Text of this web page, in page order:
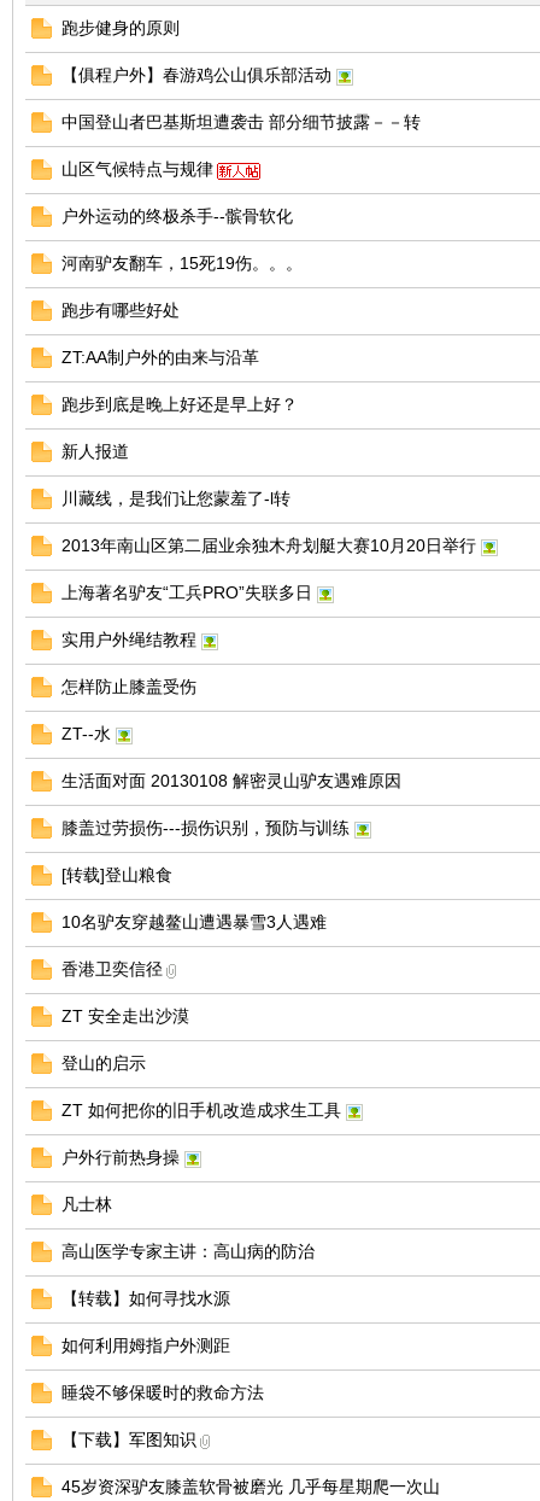
跑步健身的原则
【俱程户外】春游鸡公山俱乐部活动
中国登山者巴基斯坦遭袭击 部分细节披露－－转
山区气候特点与规律
户外运动的终极杀手--髌骨软化
河南驴友翻车，15死19伤。。。
跑步有哪些好处
ZT:AA制户外的由来与沿革
跑步到底是晚上好还是早上好？
新人报道
川藏线，是我们让您蒙羞了-l转
2013年南山区第二届业余独木舟划艇大赛10月20日举行
上海著名驴友“工兵PRO”失联多日
实用户外绳结教程
怎样防止膝盖受伤
ZT--水
生活面对面 20130108 解密灵山驴友遇难原因
膝盖过劳损伤---损伤识别，预防与训练
[转载]登山粮食
10名驴友穿越鳌山遭遇暴雪3人遇难
香港卫奕信径
ZT 安全走出沙漠
登山的启示
ZT 如何把你的旧手机改造成求生工具
户外行前热身操
凡士林
高山医学专家主讲：高山病的防治
【转载】如何寻找水源
如何利用姆指户外测距
睡袋不够保暖时的救命方法
【下载】军图知识
45岁资深驴友膝盖软骨被磨光 几乎每星期爬一次山